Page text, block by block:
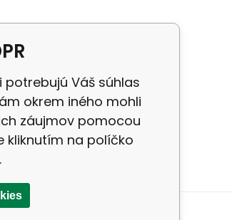
osobních údajů GDPR
Velkoobchod
potrebujú Váš súhlas
okrem iného mohli
záujmov pomocou
kliknutím na políčko